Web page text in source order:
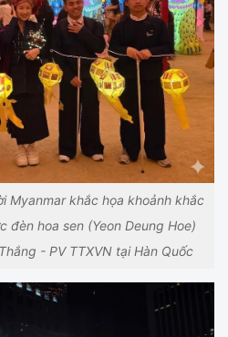
Myanmar khắc họa khoảnh khắc
đèn hoa sen (Yeon Deung Hoe)
- PV TTXVN tại Hàn Quốc